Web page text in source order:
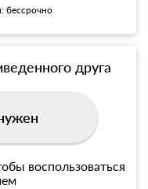
бессрочно
друга
воспользоваться